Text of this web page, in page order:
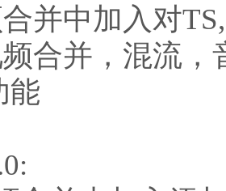
并中加入对
合并，混流
能